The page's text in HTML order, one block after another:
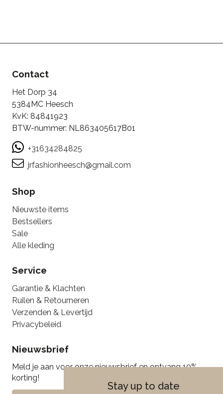
Stay up to date
Contact
Het Dorp 34
5384MC Heesch
KvK: 84841923
BTW-nummer: NL863405617B01
+31634284825
jrfashionheesch@gmail.com
Shop
Nieuwste items
Bestsellers
Sale
Alle kleding
Service
Garantie & Klachten
Ruilen & Retourneren
Verzenden & Levertijd
Privacybeleid
Nieuwsbrief
Meld je aan voor onze nieuwsbrief en ontvang 10%
korting!